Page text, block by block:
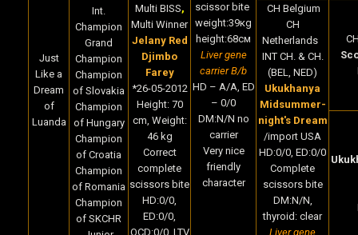
Just
Like a
Dream
of
Luanda
Int.
Champion
Grand
Champion
Champion
of Slovakia
Champion
of Hungary
Champion
of Croatia
Champion
of Romania
Champion
of SKCHR
Multi BISS,
Multi Winner
Jelany Red
Djimbo
Farey
*26-05-2012
Height: 70
cm, Weight:
46 kg
Correct
complete
scissors bite
HD:0/0,
ED:0/0,
OCD:0/0, LTV
scissor bite
weight:39кg
height:68cм
Liver gene
carrier B/b
HD – A/A, ED
– 0/0
DM:N/N no
carrier
Very nice
friendly
character
CH Belgium
CH
Netherlands
INT CH. & CH.
(BEL, NED)
Ukukhanya
Midsummer-
night's Dream
/import USA
HD:0/0, ED:0/0
Complete
scissors bite
DM:N/N,
thyroid: clear
Liver gene